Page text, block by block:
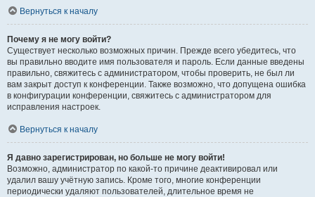
Вернуться к началу
Почему я не могу войти?
Существует несколько возможных причин. Прежде всего убедитесь, что
вы правильно вводите имя пользователя и пароль. Если данные введены
правильно, свяжитесь с администратором, чтобы проверить, не был ли
вам закрыт доступ к конференции. Также возможно, что допущена ошибка
в конфигурации конференции, свяжитесь с администратором для
исправления настроек.
Вернуться к началу
Я давно зарегистрирован, но больше не могу войти!
Возможно, администратор по какой-то причине деактивировал или
удалил вашу учётную запись. Кроме того, многие конференции
периодически удаляют пользователей, длительное время не